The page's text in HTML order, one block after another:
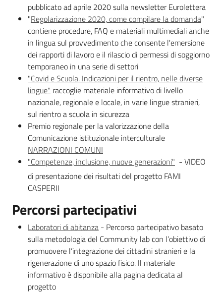
pubblicato ad aprile 2020 sulla newsletter Eurolettera
"Regolarizzazione 2020, come compilare la domanda"
contiene procedure, FAQ e materiali multimediali anche
in lingua sul provvedimento che consente l'emersione
dei rapporti di lavoro e il rilascio di permessi di soggiorno
temporaneo in una serie di settori
"Covid e Scuola. Indicazioni per il rientro, nelle diverse
lingue" raccoglie materiale informativo di livello
nazionale, regionale e locale, in varie lingue stranieri,
sul rientro a scuola in sicurezza
Premio regionale per la valorizzazione della
Comunicazione istituzionale interculturale
NARRAZIONI COMUNI
"Competenze, inclusione, nuove generazioni" - VIDEO
di presentazione dei risultati del progetto FAMI
CASPERII
Percorsi partecipativi
Laboratori di abitanza - Percorso partecipativo basato
sulla metodologia del Community lab con l’obiettivo di
promuovere l’integrazione dei cittadini stranieri e la
rigenerazione di uno spazio fisico. Il materiale
informativo è disponibile alla pagina dedicata al
progetto